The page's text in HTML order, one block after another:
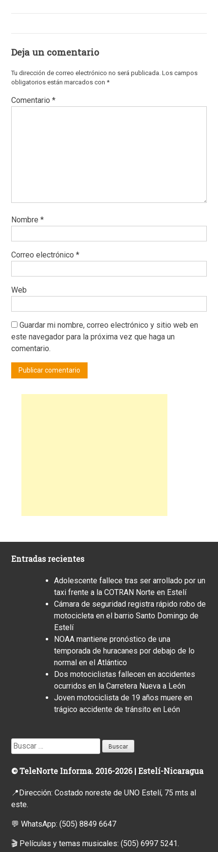
Deja un comentario
Tu dirección de correo electrónico no será publicada. Los campos
obligatorios están marcados con *
Comentario *
Nombre *
Correo electrónico *
Web
Guardar mi nombre, correo electrónico y sitio web en
este navegador para la próxima vez que haga un
comentario.
Entradas recientes
Adolescente fallece tras ser arrollado por un
taxi frente a la COTRAN Norte en Estelí
Cámara de seguridad registra rápido robo de
motocicleta en el barrio Santo Domingo de
Estelí
NOAA mantiene pronóstico de una
temporada de huracanes por debajo de lo
normal en el Atlántico
Dos motociclistas fallecen en accidentes
ocurridos en la Carretera Nueva a León
Joven motociclista de 19 años muere en
trágico accidente de tránsito en León
Buscar:
© TeleNorte Informa. 2016-2026 | Estelí-Nicaragua
📍Dirección: Costado noreste de UNO Estelí, 75 mts al
este.
💬 WhatsApp: (505) 8849 6647
🎬 Películas y temas musicales: (505) 6997 5241.